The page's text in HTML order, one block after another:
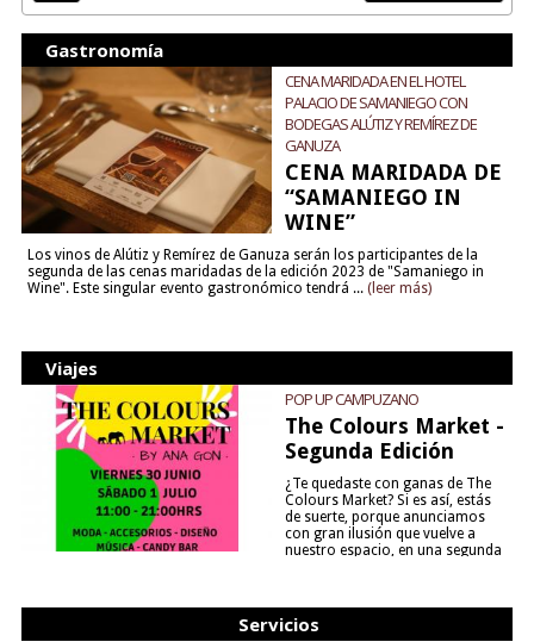
Gastronomía
CENA MARIDADA EN EL HOTEL
PALACIO DE SAMANIEGO CON
BODEGAS ALÚTIZ Y REMÍREZ DE
GANUZA
CENA MARIDADA DE
“SAMANIEGO IN
WINE”
Los vinos de Alútiz y Remírez de Ganuza serán los participantes de la
segunda de las cenas maridadas de la edición 2023 de "Samaniego in
Wine". Este singular evento gastronómico tendrá ... (leer más)
Viajes
POP UP CAMPUZANO
The Colours Market -
Segunda Edición
¿Te quedaste con ganas de The
Colours Market? Si es así, estás
de suerte, porque anunciamos
con gran ilusión que vuelve a
nuestro espacio, en una segunda
Servicios